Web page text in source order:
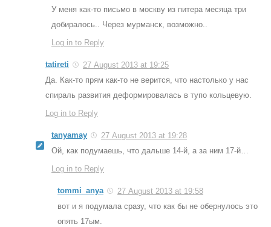
У меня как-то письмо в москву из питера месяца три
добиралось.. Через мурманск, возможно..
Log in to Reply
tatireti
27 August 2013 at 19:25
Да. Как-то прям как-то не верится, что настолько у нас
спираль развития деформировалась в тупо кольцевую.
Log in to Reply
tanyamay
27 August 2013 at 19:28
Ой, как подумаешь, что дальше 14-й, а за ним 17-й…
Log in to Reply
tommi_anya
27 August 2013 at 19:58
вот и я подумала сразу, что как бы не обернулось это
опять 17ым.